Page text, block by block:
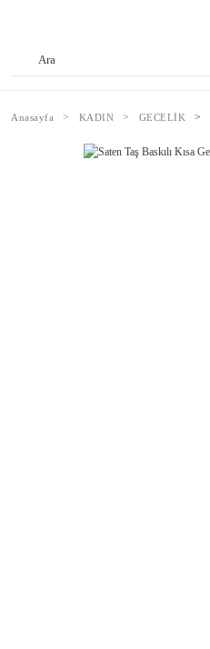
Anasayfa KADIN GECELİK